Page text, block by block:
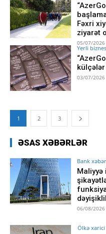
Fəxri
ziyarət
05/07/2026
Yerli
03/07/2026
1 2 3
ƏSAS XƏBƏRLƏR
Bank
06/08/2026
Ölkə xarici